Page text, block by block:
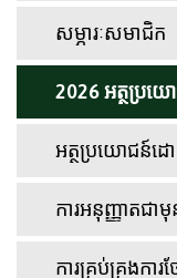
សម្ភារៈសមាជិក
2026 អត្ថប្រ
អត្ថប្រយោជន៍ដ
ការអនុញ្ញាតជាមុ
ការគ្រប់គ្រងការថ